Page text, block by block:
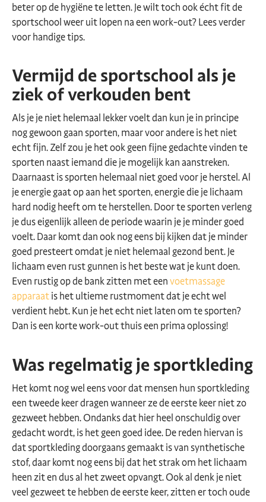
beter op de hygiëne te letten. Je wilt toch ook écht fit de
sportschool weer uit lopen na een work-out? Lees verder
voor handige tips.
Vermijd de sportschool als je
ziek of verkouden bent
Als je je niet helemaal lekker voelt dan kun je in principe
nog gewoon gaan sporten, maar voor andere is het niet
echt fijn. Zelf zou je het ook geen fijne gedachte vinden te
sporten naast iemand die je mogelijk kan aanstreken.
Daarnaast is sporten helemaal niet goed voor je herstel. Al
je energie gaat op aan het sporten, energie die je lichaam
hard nodig heeft om te herstellen. Door te sporten verleng
je dus eigenlijk alleen de periode waarin je je minder goed
voelt. Daar komt dan ook nog eens bij kijken dat je minder
goed presteert omdat je niet helemaal gezond bent. Je
lichaam even rust gunnen is het beste wat je kunt doen.
Even rustig op de bank zitten met eenvoetmassage
apparaatis het ultieme rustmoment dat je echt wel
verdient hebt. Kun je het echt niet laten om te sporten?
Dan is een korte work-out thuis een prima oplossing!
Was regelmatig je sportkleding
Het komt nog wel eens voor dat mensen hun sportkleding
een tweede keer dragen wanneer ze de eerste keer niet zo
gezweet hebben. Ondanks dat hier heel onschuldig over
gedacht wordt, is het geen goed idee. De reden hiervan is
dat sportkleding doorgaans gemaakt is van synthetische
stof, daar komt nog eens bij dat het strak om het lichaam
heen zit en dus al het zweet opvangt. Ook al denk je niet
veel gezweet te hebben de eerste keer, zitten er toch oude